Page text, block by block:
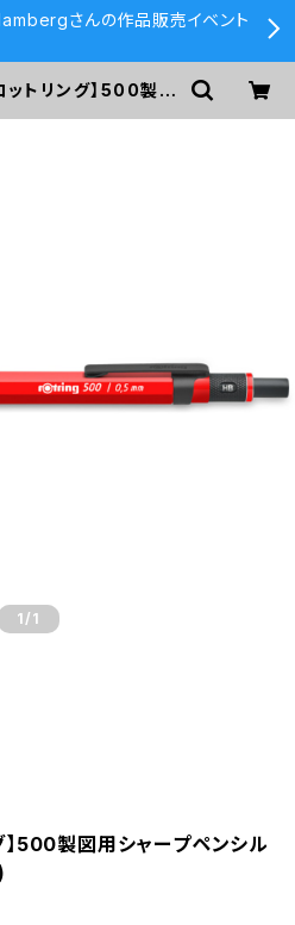
さんの作品販売イベント
トリング】500製図
1 /1
】500製図用シャープペンシル